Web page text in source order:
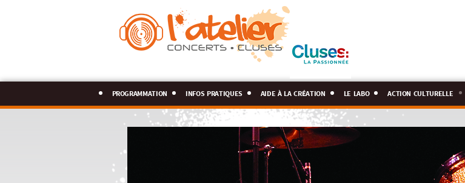
programmation infos pratiques aide à la création le labo action culturelle